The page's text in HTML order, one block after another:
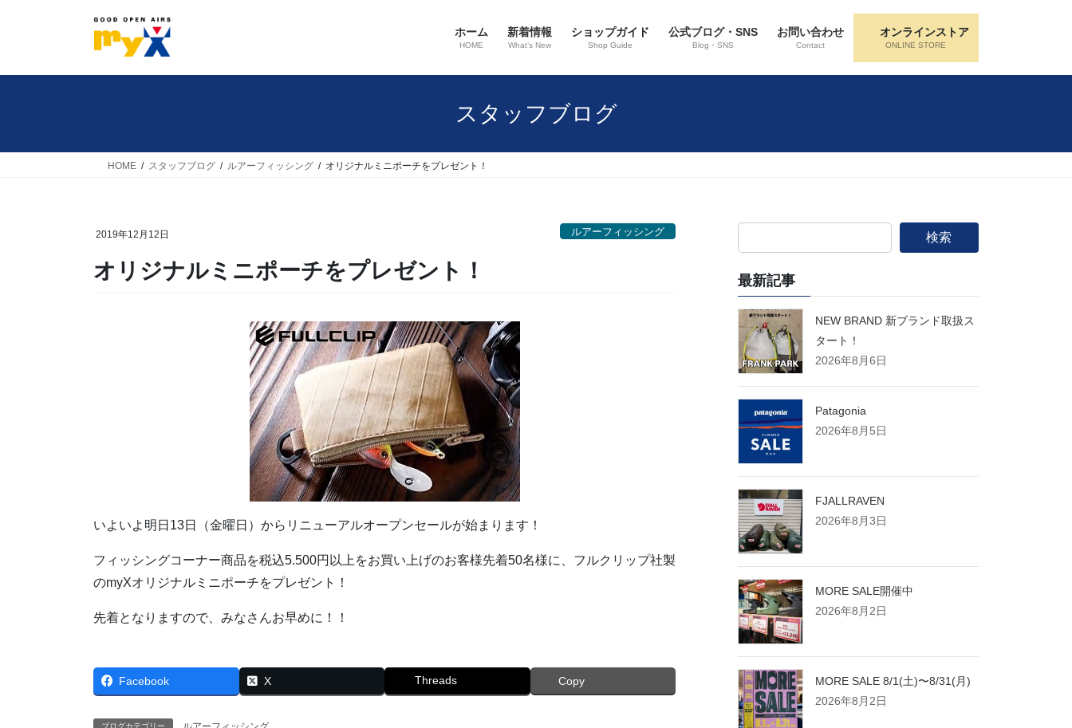
ン
ー
ホーム
HOME
新着情報
What’s New
ショップガイド
Shop Guide
公式ブログ・SNS
Blog・SNS
お問い合わせ
Contact
オンラインストア
ONLINE STORE
スタッフブログ
HOME スタッフブログ ルアーフィッシング オリジナルミニポーチをプレゼント！
2019年12月12日 ルアーフィッシング
オリジナルミニポーチをプレゼント！
いよいよ明日13日（金曜日）からリニューアルオープンセールが始まります！
フィッシングコーナー商品を税込5.500円以上をお買い上げのお客様先着50名様に、フルクリップ社製
のmyXオリジナルミニポーチをプレゼント！
先着となりますので、みなさんお早めに！！
Facebook X Threads Copy
ブログカテゴリー
検索
最新記事
NEW BRAND 新ブランド取扱ス
タート！
2026年8月6日
Patagonia
2026年8月5日
FJALLRAVEN
2026年8月3日
MORE SALE開催中
2026年8月2日
MORE SALE 8/1(土)〜8/31(月)
2026年8月2日